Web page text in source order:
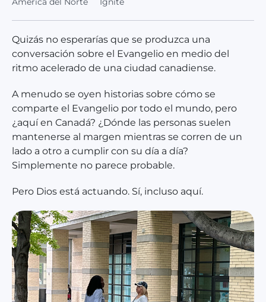
Quizás no esperarías que se produzca una
conversación sobre el Evangelio en medio del
ritmo acelerado de una ciudad canadiense.
A menudo se oyen historias sobre cómo se
comparte el Evangelio por todo el mundo, pero
¿aquí en Canadá? ¿Dónde las personas suelen
mantenerse al margen mientras se corren de un
lado a otro a cumplir con su día a día?
Simplemente no parece probable.
Pero Dios está actuando. Sí, incluso aquí.